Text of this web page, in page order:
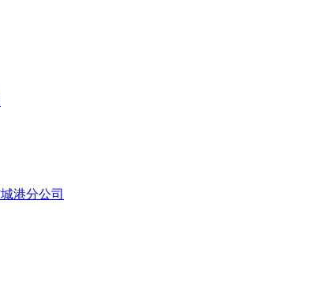
港分公司